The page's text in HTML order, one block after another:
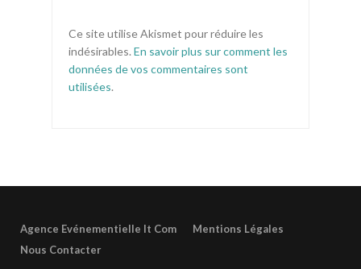
Ce site utilise Akismet pour réduire les
indésirables. En savoir plus sur comment les
données de vos commentaires sont
utilisées.
Agence Evénementielle It Com
Mentions Légales
Nous Contacter